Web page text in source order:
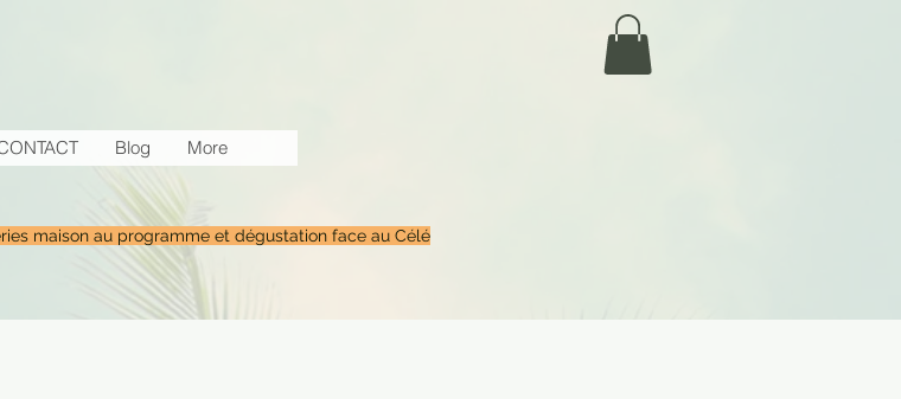
Blog More
maison au programme et dégustation face au Célé